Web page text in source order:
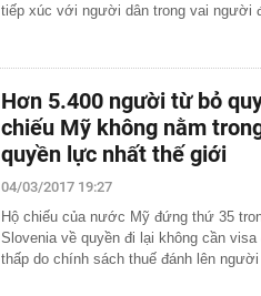
tiếp xúc với người dân trong vai người
Hơn 5.400 người từ bỏ
chiếu Mỹ không nằm
quyền lực nhất thế giới
04/03/2017 19:27
Hộ chiếu của nước Mỹ đứng thứ 35
Slovenia về quyền đi lại không cần
thấp do chính sách thuế đánh lên